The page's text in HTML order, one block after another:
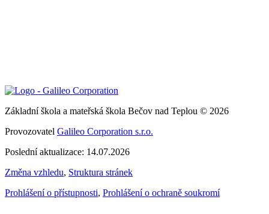
Základní škola a mateřská škola Bečov nad Teplou © 2026
Provozovatel Galileo Corporation s.r.o.
Poslední aktualizace: 14.07.2026
Změna vzhledu, Struktura stránek
Prohlášení o přístupnosti, Prohlášení o ochraně soukromí